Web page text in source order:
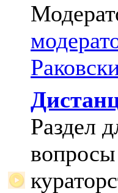
Раздел